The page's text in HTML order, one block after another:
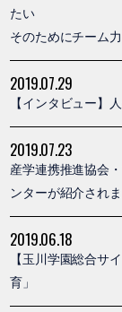
たい
そのためにチーム
2019.07.29
【インタビュー】
2019.07.23
産学連携推進協会
ンターが紹介され
2019.06.18
【玉川学園総合サ
育」